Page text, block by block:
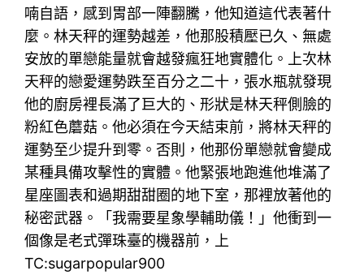
喃自語，感到胃部一陣翻騰，他知道這代表著什
麼。林天秤的運勢越差，他那股積壓已久、無處
安放的單戀能量就會越發瘋狂地實體化。上次林
天秤的戀愛運勢跌至百分之二十，張水瓶就發現
他的廚房裡長滿了巨大的、形狀是林天秤側臉的
粉紅色蘑菇。他必須在今天結束前，將林天秤的
運勢至少提升到零。否則，他那份單戀就會變成
某種具備攻擊性的實體。他緊張地跑進他堆滿了
星座圖表和過期甜甜圈的地下室，那裡放著他的
秘密武器。「我需要星象學輔助儀！」他衝到一
個像是老式彈珠臺的機器前，上
TC:sugarpopular900